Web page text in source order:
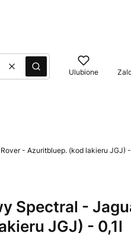
WyczyśćSzukaj Ulubione
- Azuritbluep. (kod lakieru JGJ) -
Spectral -
JGJ) - 0,1l